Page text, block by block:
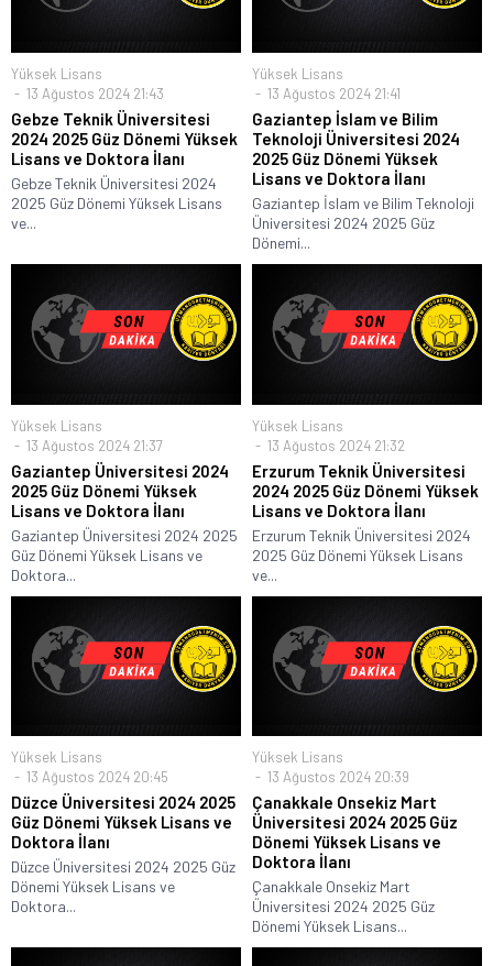
Yüksek Lisans
13 Ağustos 2024 21:43
Gebze Teknik Üniversitesi
2024 2025 Güz Dönemi Yüksek
Lisans ve Doktora İlanı
Gebze Teknik Üniversitesi 2024
2025 Güz Dönemi Yüksek Lisans
ve...
Yüksek Lisans
13 Ağustos 2024 21:41
Gaziantep İslam ve Bilim
Teknoloji Üniversitesi 2024
2025 Güz Dönemi Yüksek
Lisans ve Doktora İlanı
Gaziantep İslam ve Bilim Teknoloji
Üniversitesi 2024 2025 Güz
Dönemi...
Yüksek Lisans
13 Ağustos 2024 21:37
Gaziantep Üniversitesi 2024
2025 Güz Dönemi Yüksek
Lisans ve Doktora İlanı
Gaziantep Üniversitesi 2024 2025
Güz Dönemi Yüksek Lisans ve
Doktora...
Yüksek Lisans
13 Ağustos 2024 21:32
Erzurum Teknik Üniversitesi
2024 2025 Güz Dönemi Yüksek
Lisans ve Doktora İlanı
Erzurum Teknik Üniversitesi 2024
2025 Güz Dönemi Yüksek Lisans
ve...
Yüksek Lisans
13 Ağustos 2024 20:45
Düzce Üniversitesi 2024 2025
Güz Dönemi Yüksek Lisans ve
Doktora İlanı
Düzce Üniversitesi 2024 2025 Güz
Dönemi Yüksek Lisans ve
Doktora...
Yüksek Lisans
13 Ağustos 2024 20:39
Çanakkale Onsekiz Mart
Üniversitesi 2024 2025 Güz
Dönemi Yüksek Lisans ve
Doktora İlanı
Çanakkale Onsekiz Mart
Üniversitesi 2024 2025 Güz
Dönemi Yüksek Lisans...